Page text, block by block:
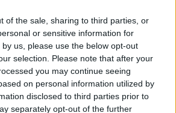
of the sale, sharing to third parties, or
or sensitive information for
us, please use the below opt-out
selection. Please note that after your
you may continue seeing
on personal information utilized by
disclosed to third parties prior to
separately opt-out of the further
con un cielo
particolarmente bella
e fresca nel
segno che incide così
vostro lavoro, affari. Oggi e
a dare il massimo
un successo notevole,